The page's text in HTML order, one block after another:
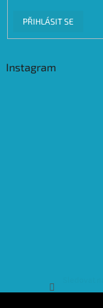
PŘIHLÁSIT SE
Instagram